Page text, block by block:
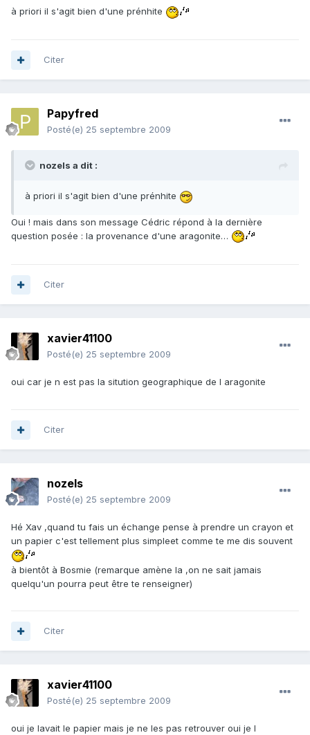
à priori il s'agit bien d'une prénhite
Citer
Papyfred
Posté(e) 25 septembre 2009
nozels a dit :
à priori il s'agit bien d'une prénhite
Oui ! mais dans son message Cédric répond à la dernière
question posée : la provenance d'une aragonite…
Citer
xavier41100
Posté(e) 25 septembre 2009
oui car je n est pas la sitution geographique de l aragonite
Citer
nozels
Posté(e) 25 septembre 2009
Hé Xav ,quand tu fais un échange pense à prendre un crayon et
un papier c'est tellement plus simpleet comme te me dis souvent
à bientôt à Bosmie (remarque amène la ,on ne sait jamais
quelqu'un pourra peut être te renseigner)
Citer
xavier41100
Posté(e) 25 septembre 2009
oui je lavait le papier mais je ne les pas retrouver oui je l